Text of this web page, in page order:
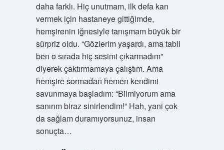
daha farklı. Hiç unutmam, ilk defa kan
vermek için hastaneye gittiğimde,
hemşirenin iğnesiyle tanışmam büyük bir
sürpriz oldu. “Gözlerim yaşardı, ama tabii
ben o sırada hiç sesimi çıkarmadım”
diyerek çaktırmamaya çalıştım. Ama
hemşire sormadan hemen kendimi
savunmaya başladım: “Bilmiyorum ama
sanırım biraz sinirlendim!” Hah, yani çok
da sağlam duramıyorsunuz, insan
sonuçta…